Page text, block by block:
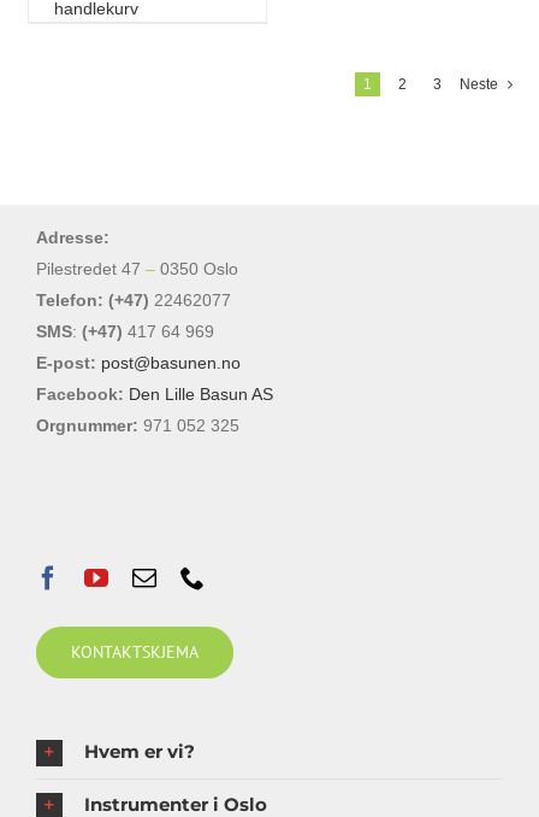
handlekurv
1 2 3 Neste
Adresse:
Pilestredet 47 – 0350 Oslo
Telefon: (+47) 22462077
SMS: (+47) 417 64 969
E-post: post@basunen.no
Facebook: Den Lille Basun AS
Orgnummer: 971 052 325
KONTAKTSKJEMA
Hvem er vi?
Instrumenter i Oslo